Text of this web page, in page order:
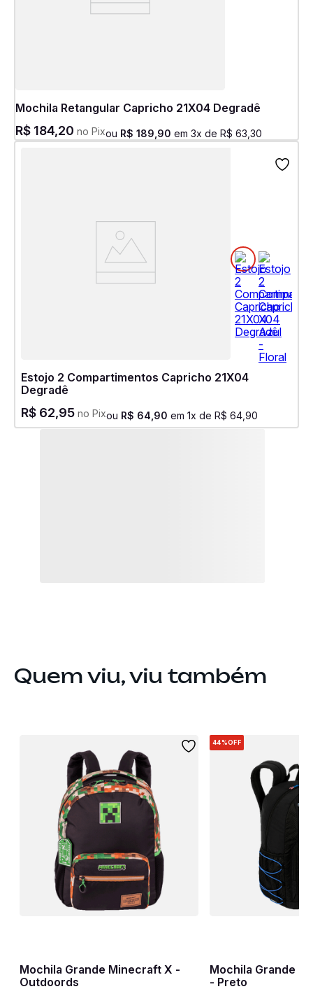
Mochila Retangular Capricho 21X04 Degradê
R$ 184,20 no Pixou R$ 189 90 em 3x de R$ 63 30
Estojo 2 Compartimentos Capricho 21X04
Degradê
R$ 62,95 no Pixou R$ 64 90 em 1x de R$ 64 90
Quem viu, viu também
Mochila Grande Minecraft X -
Outdoords
44%OFF
Mochila Grande
- Preto